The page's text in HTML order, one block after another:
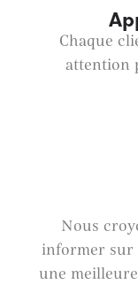
Chaque
attention
Nous
informer sur
une